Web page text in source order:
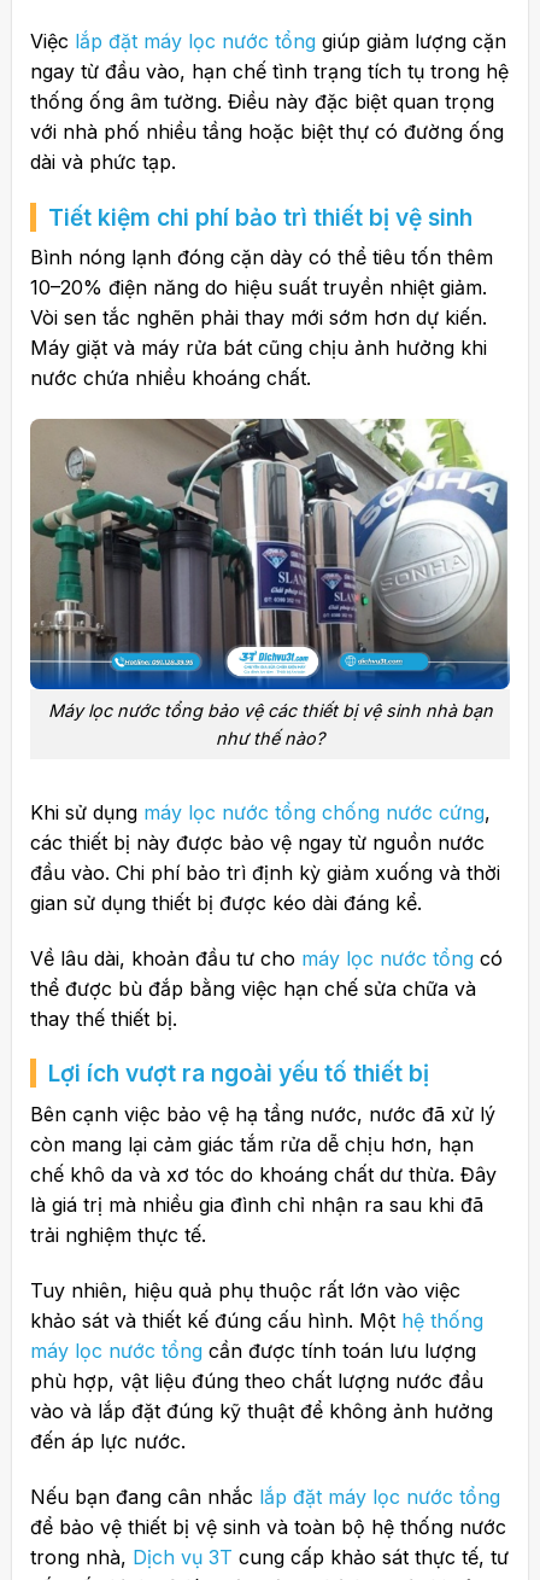
Việc lắp đặt máy lọc nước tổnggiúp giảm lượng cặn
ngay từ đầu vào, hạn chế tình trạng tích tụ trong hệ
thống ống âm tường. Điều này đặc biệt quan trọng
với nhà phố nhiều tầng hoặc biệt thự có đường ống
dài và phức tạp.
Tiết kiệm chi phí bảo trì thiết bị vệ sinh
Bình nóng lạnh đóng cặn dày có thể tiêu tốn thêm
10–20% điện năng do hiệu suất truyền nhiệt giảm.
Vòi sen tắc nghẽn phải thay mới sớm hơn dự kiến.
Máy giặt và máy rửa bát cũng chịu ảnh hưởng khi
nước chứa nhiều khoáng chất.
Máy lọc nước tổng bảo vệ các thiết bị vệ sinh nhà bạn
như thế nào?
Khi sử dụng máy lọc nước tổng chống nước cứng,
các thiết bị này được bảo vệ ngay từ nguồn nước
đầu vào. Chi phí bảo trì định kỳ giảm xuống và thời
gian sử dụng thiết bị được kéo dài đáng kể.
Về lâu dài, khoản đầu tư cho máy lọc nước tổngcó
thể được bù đắp bằng việc hạn chế sửa chữa và
thay thế thiết bị.
Lợi ích vượt ra ngoài yếu tố thiết bị
Bên cạnh việc bảo vệ hạ tầng nước, nước đã xử lý
còn mang lại cảm giác tắm rửa dễ chịu hơn, hạn
chế khô da và xơ tóc do khoáng chất dư thừa. Đây
là giá trị mà nhiều gia đình chỉ nhận ra sau khi đã
trải nghiệm thực tế.
Tuy nhiên, hiệu quả phụ thuộc rất lớn vào việc
khảo sát và thiết kế đúng cấu hình. Một hệ thống
máy lọc nước tổngcần được tính toán lưu lượng
phù hợp, vật liệu đúng theo chất lượng nước đầu
vào và lắp đặt đúng kỹ thuật để không ảnh hưởng
đến áp lực nước.
Nếu bạn đang cân nhắc lắp đặt máy lọc nước tổng
để bảo vệ thiết bị vệ sinh và toàn bộ hệ thống nước
trong nhà, Dịch vụ 3T cung cấp khảo sát thực tế, tư